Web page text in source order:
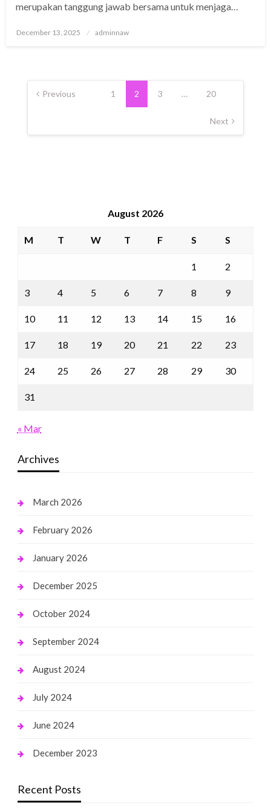
merupakan tanggung jawab bersama untuk menjaga…
Posted
December 13, 2025 adminnaw
Posts
pagination
Previous 1 2 3 … 20
Next
August 2026
M T W T F S S
1 2
3 4 5 6 7 8 9
10 11 12 13 14 15 16
17 18 19 20 21 22 23
24 25 26 27 28 29 30
31
« Mar
Archives
March 2026
February 2026
January 2026
December 2025
October 2024
September 2024
August 2024
July 2024
June 2024
December 2023
Recent Posts